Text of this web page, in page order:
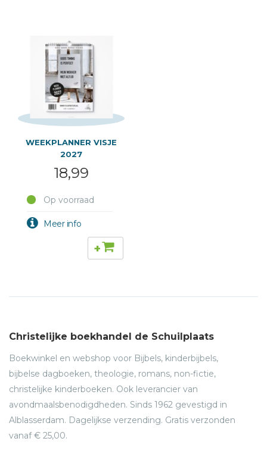
WEEKPLANNER VISJE
2027
18,99
Op voorraad
+
Christelijke boekhandel de Schuilplaats
Boekwinkel en webshop voor Bijbels, kinderbijbels,
bijbelse dagboeken, theologie, romans, non-fictie,
christelijke kinderboeken. Ook leverancier van
avondmaalsbenodigdheden. Sinds 1962 gevestigd in
Alblasserdam. Dagelijkse verzending. Gratis verzonden
vanaf € 25,00.